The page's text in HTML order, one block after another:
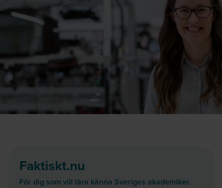
Faktiskt.nu
För dig som vill lära känna Sveriges akademiker.